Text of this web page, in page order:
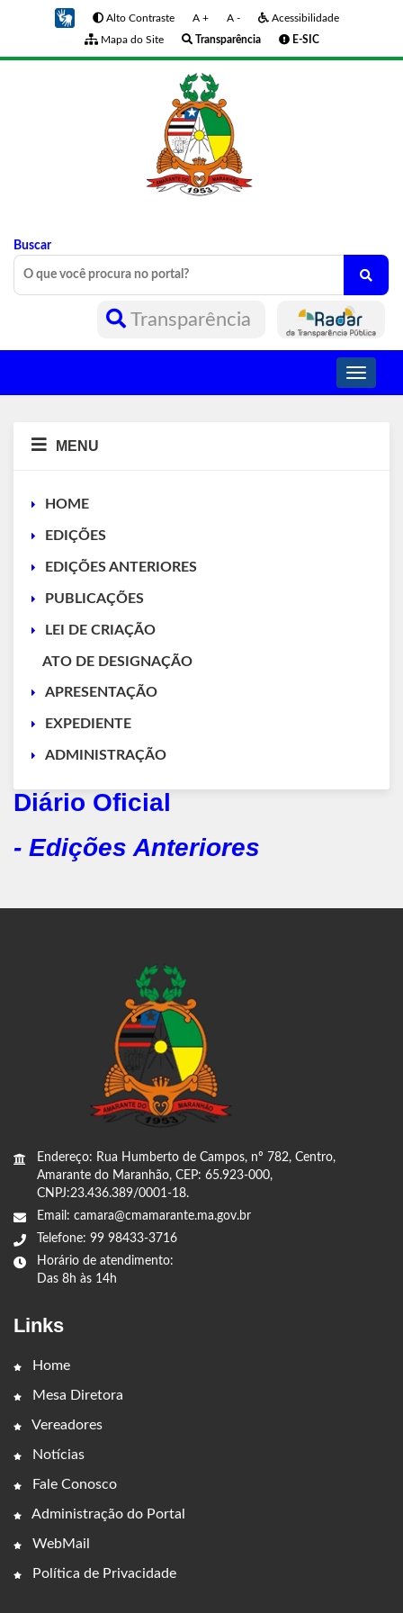
Alto Contraste A + A -
Acessibilidade
Mapa do Site
Transparência E-SIC
Buscar
Transparência
Toggle
MENU
HOME
EDIÇÕES
EDIÇÕES ANTERIORES
PUBLICAÇÕES
LEI DE CRIAÇÃO
ATO DE DESIGNAÇÃO
APRESENTAÇÃO
EXPEDIENTE
ADMINISTRAÇÃO
Diário Oficial
- Edições Anteriores
Endereço: Rua Humberto de Campos, nº 782, Centro,
Amarante do Maranhão, CEP: 65.923-000,
CNPJ:23.436.389/0001-18.
Email: camara@cmamarante.ma.gov.br
Telefone: 99 98433-3716
Horário de atendimento:
Das 8h às 14h
Links
Home
Mesa Diretora
Vereadores
Notícias
Fale Conosco
Administração do Portal
WebMail
Política de Privacidade